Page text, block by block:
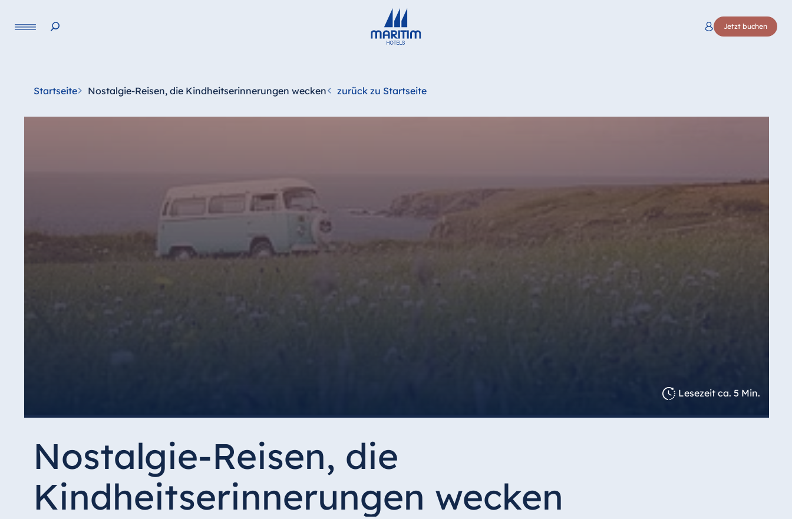
Jetzt buchen
Startseite Nostalgie-Reisen, die Kindheitserinnerungen wecken zurück zu Startseite
Lesezeit ca. 5 Min.
Nostalgie-Reisen, die
Kindheitserinnerungen wecken